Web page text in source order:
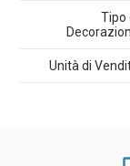
Tipo
Unità di